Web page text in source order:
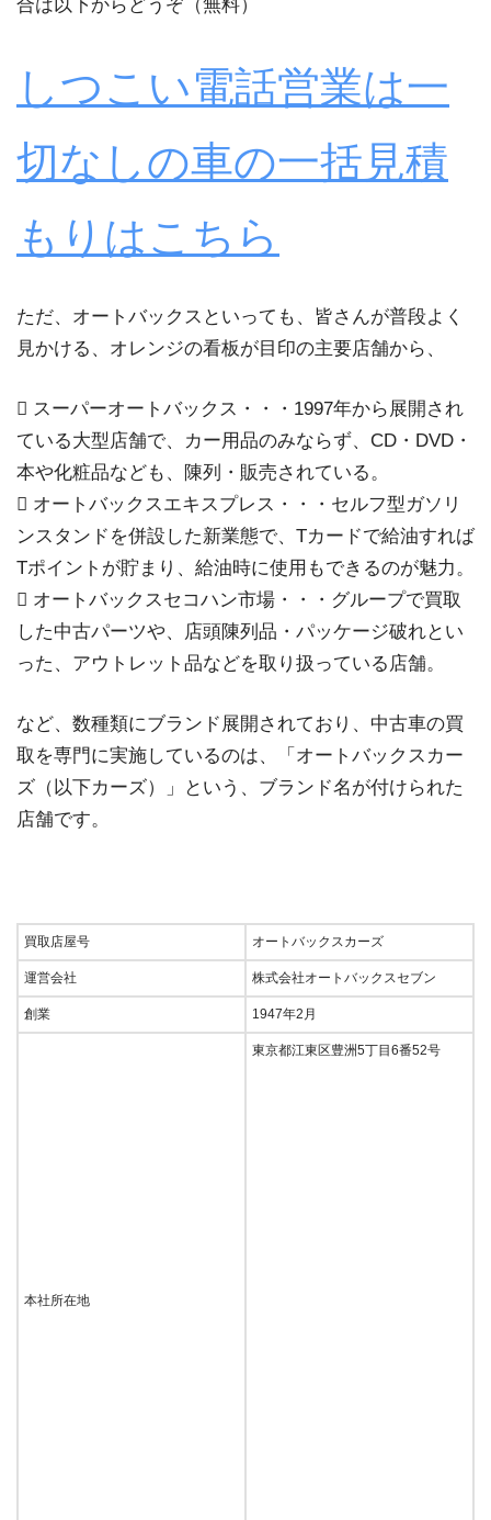
合は以下からどうぞ（無料）
しつこい電話営業は一
切なしの車の一括見積
もりはこちら
ただ、オートバックスといっても、皆さんが普段よく
見かける、オレンジの看板が目印の主要店舗から、
 スーパーオートバックス・・・1997年から展開され
ている大型店舗で、カー用品のみならず、CD・DVD・
本や化粧品なども、陳列・販売されている。
 オートバックスエキスプレス・・・セルフ型ガソリ
ンスタンドを併設した新業態で、Tカードで給油すれば
Tポイントが貯まり、給油時に使用もできるのが魅力。
 オートバックスセコハン市場・・・グループで買取
した中古パーツや、店頭陳列品・パッケージ破れとい
った、アウトレット品などを取り扱っている店舗。
など、数種類にブランド展開されており、中古車の買
取を専門に実施しているのは、「オートバックスカー
ズ（以下カーズ）」という、ブランド名が付けられた
店舗です。
買取店屋号 オートバックスカーズ
運営会社 株式会社オートバックスセブン
創業 1947年2月
本社所在地
東京都江東区豊洲5丁目6番52号